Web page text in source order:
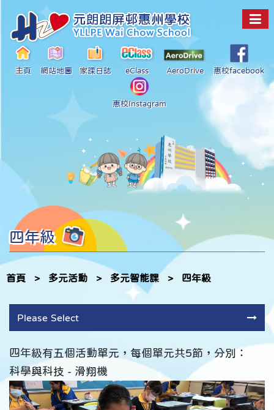
主頁 網站地圖 家課日誌 eClass AeroDrive 惠校facebook
惠校Instagram
四年級
首頁 > 多元活動 > 多元智能課 > 四年級
Please Select
四年級有五個活動單元，每個單元共5節，分別：
科學與科技 - 滑翔機